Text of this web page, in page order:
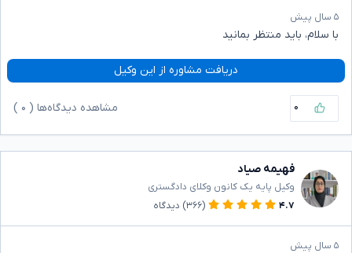
۵ سال پیش
با سلام، باید منتظر بمانید
دریافت مشاوره از این وکیل
۰ مشاهده دیدگاه‌ها ( ۰
فهیمه صیاد
وکیل پایه یک کانون وکلای دادگستری
۴.۷
(۳۶۶) دیدگاه
۵ سال پیش